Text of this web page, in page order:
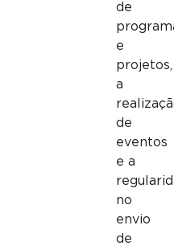
de
e
projetos,
a
de
eventos
e a
no
envio
de